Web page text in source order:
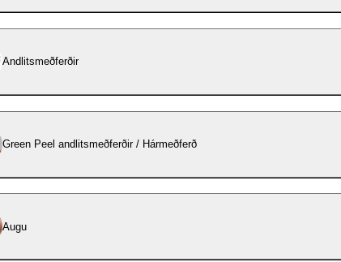
Andlitsmeðferðir
Green Peel andlitsmeðferðir / Hármeðferð
Augu